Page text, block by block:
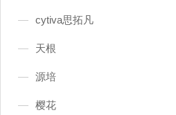
cytiva思拓凡
天根
源培
樱花